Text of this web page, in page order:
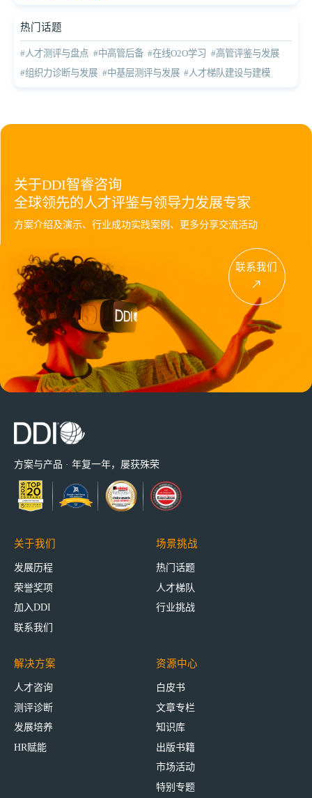
热门话题
#人才测评与盘点 #中高管后备 #在线O2O学习 #高管评鉴与发展
#组织力诊断与发展 #中基层测评与发展 #人才梯队建设与建模
关于DDI智睿咨询
全球领先的人才评鉴与领导力发展专家
方案介绍及演示、行业成功实践案例、更多分享交流活动
联系我们
方案与产品 · 年复一年，屡获殊荣
关于我们
发展历程
荣誉奖项
加入DDI
联系我们
场景挑战
热门话题
人才梯队
行业挑战
解决方案
人才咨询
测评诊断
发展培养
HR赋能
资源中心
白皮书
文章专栏
知识库
出版书籍
市场活动
特别专题